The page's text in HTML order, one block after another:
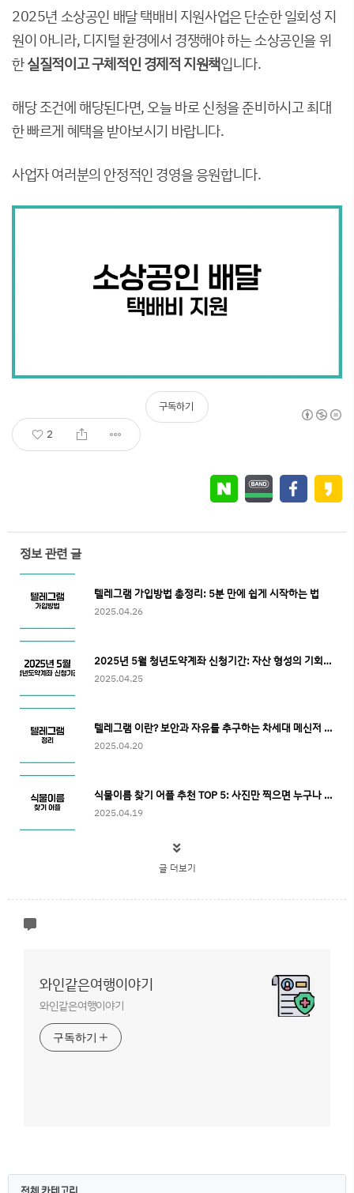
2025년 소상공인 배달 택배비 지원사업은 단순한 일회성 지
원이 아니라, 디지털 환경에서 경쟁해야 하는 소상공인을 위
한실질적이고 구체적인 경제적 지원책입니다.
해당 조건에 해당된다면, 오늘 바로 신청을 준비하시고 최대
한 빠르게 혜택을 받아보시기 바랍니다.
사업자 여러분의 안정적인 경영을 응원합니다.
2
구독하기
정보 관련 글
텔레그램 가입방법 총정리: 5분 만에 쉽게 시작하는 법
2025.04.26
2025년 5월 청년도약계좌 신청기간: 자산 형성의 기회를 놓치지 마세요
2025.04.25
텔레그램 이란? 보안과 자유를 추구하는 차세대 메신저 완벽 해설
2025.04.20
식물이름 찾기 어플 추천 TOP 5: 사진만 찍으면 누구나 쉽게 사용하는 앱
2025.04.19
글 더보기
와인같은여행이야기
와인같은여행이야기
구독하기